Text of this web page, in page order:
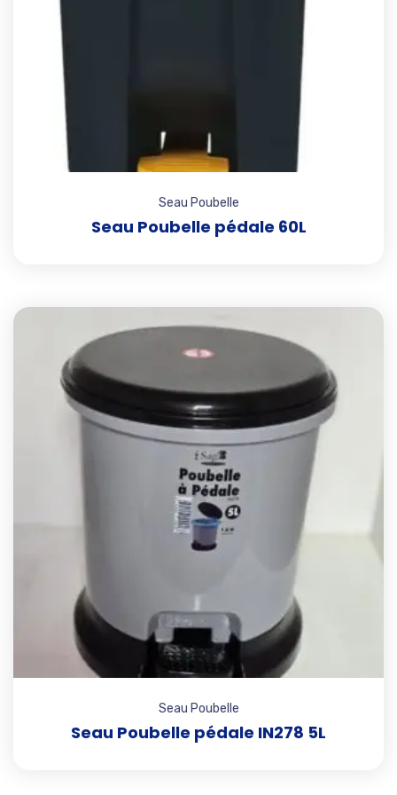
Seau Poubelle
Seau Poubelle pédale 60L
Seau Poubelle
Seau Poubelle pédale IN278 5L